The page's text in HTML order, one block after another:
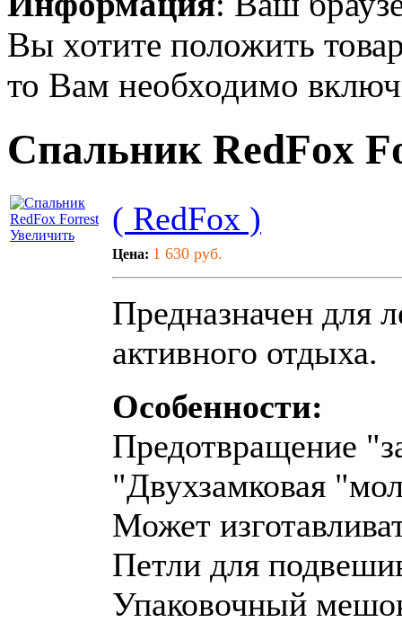
Вы хотите положить
то Вам необходимо
Спальник RedFox
Увеличить ( RedFox )
Цена: 1 630 руб.
Предназначен для
активного отдыха.
Особенности:
Предотвращение
"Двухзамковая
Может
Петли для
Упаковочный